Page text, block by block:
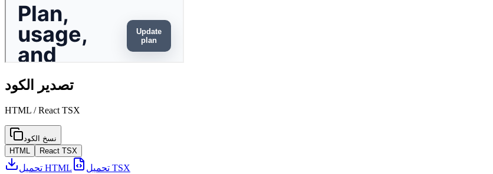
تصدير الكود
HTML / React TSX
نسخ الكود
HTML
React TSX
تحميل HTML تحميل TSX